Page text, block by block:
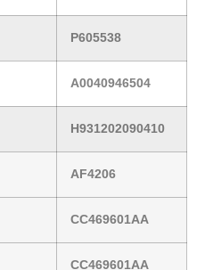
P605538
A0040946504
H931202090410
AF4206
CC469601AA
CC469601AA